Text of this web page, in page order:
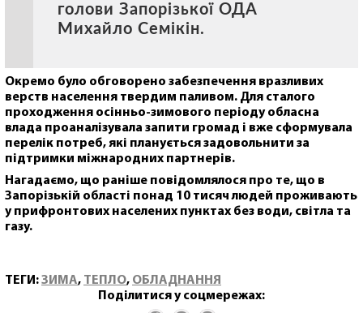
голови Запорізької ОДА
Михайло Семікін.
Окремо було обговорено забезпечення вразливих
верств населення твердим паливом. Для сталого
проходження осінньо-зимового періоду обласна
влада проаналізувала запити громад і вже сформувала
перелік потреб, які планується задовольнити за
підтримки міжнародних партнерів.
Нагадаємо, що раніше повідомлялося про те, що в
Запорізькій області понад 10 тисяч людей проживають
у прифронтових населених пунктах без води, світла та
газу.
ТЕГИ:ЗИМА, ТЕПЛО, ОБЛАДНАННЯ
Поділитися у соцмережах: